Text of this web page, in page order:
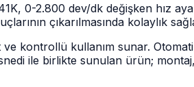
0-2.800 dev/dk değişken hız
çıkarılmasında kolaylık
kontrollü kullanım sunar.
ile birlikte sunulan ürün;